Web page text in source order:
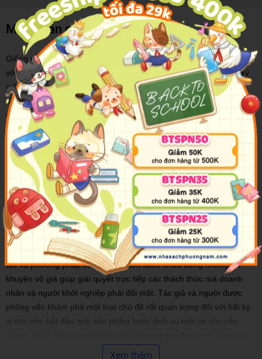
Mô tả sản phẩm
Giống như con người, doanh nghiệp cũng sống một cuộc đời riêng
với đầy đủ quá trình hình thành và phát triển. Vòng đời của bất kỳ
mô hình kinh doanh nào cũng trải qua quá trình khởi nghiệp, mở
rộng quy mô và tại một số thời điểm, bắt đầu rối loạn. Để nuôi
dưỡng một doanh nghiệp từ khi còn “lọt lòng” đến khi trưởng thành
và lớn mạnh, các doanh nhân và nhà sáng lập không chỉ cần vốn,
kiến thức, quan hệ mà còn phải vô cùng khéo léo và nhanh nhạy
với thời cuộc. Thành công rực rỡ hay thất bại thảm hại trong kinh
doanh đều tuỳ thuộc năng lực và khả năng thích nghi với các thay
đổi của chu trình cuộc sống.
Đó cũng là những nội dung mà cuốn sách KhởiNghiệp Tinh Gọn,
Mở Rộng Linh Hoạt, Tăng Trưởng Đột Phámang đến cho độc
giả. Với hàng loạt phỏng vấn từ một nhóm các công ty khởi nghiệp
và tăng trưởng bứt phá quốc tế cùng bộ sưu tập các ví dụ, nguyên
tắc và phương pháp thực hiện, cuốn sách chứa đựng những lời
khuyên vô giá giúp giải quyết trực tiếp các thách thức mà doanh
nhân và người khởi nghiệp phải đối mặt. Tác giả và người được
phỏng vấn khám phá một loạt chủ đề rất quan trọng đối với bất kỳ
ai mơ ước bắt đầu một sản phẩm hoặc dịch vụ mới và cho các
Xem thêm